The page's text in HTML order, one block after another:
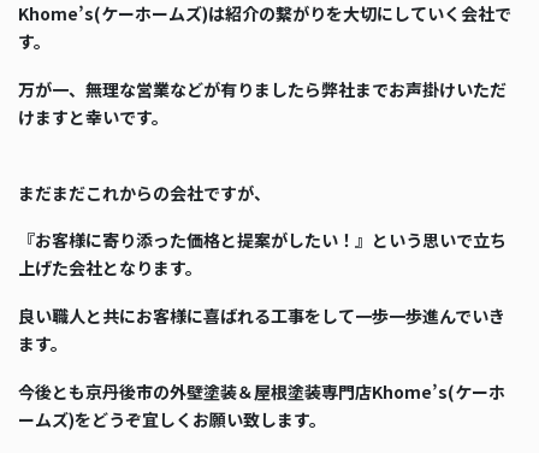
Khome’s(ケーホームズ)は紹介の繋がりを大切にしていく会社で
す。
万が一、無理な営業などが有りましたら弊社までお声掛けいただ
けますと幸いです。
まだまだこれからの会社ですが、
『お客様に寄り添った価格と提案がしたい！』という思いで立ち
上げた会社となります。
良い職人と共にお客様に喜ばれる工事をして一歩一歩進んでいき
ます。
今後とも京丹後市の外壁塗装＆屋根塗装専門店Khome’s(ケーホ
ームズ)をどうぞ宜しくお願い致します。